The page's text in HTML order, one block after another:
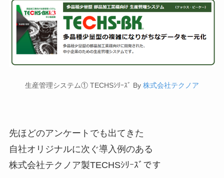
生産管理システム① TECHSｼﾘｰｽﾞ By 株式会社テクノア
先ほどのアンケートでも出てきた
自社オリジナルに次ぐ導入例のある
株式会社テクノア製TECHSｼﾘｰｽﾞです